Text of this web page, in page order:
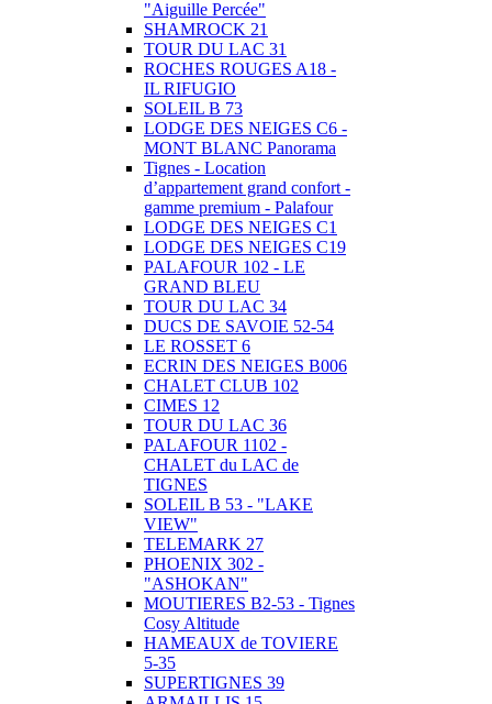
"Aiguille Percée"
SHAMROCK 21
TOUR DU LAC 31
ROCHES ROUGES A18 -
IL RIFUGIO
SOLEIL B 73
LODGE DES NEIGES C6 -
MONT BLANC Panorama
Tignes - Location
d’appartement grand confort -
gamme premium - Palafour
LODGE DES NEIGES C1
LODGE DES NEIGES C19
PALAFOUR 102 - LE
GRAND BLEU
TOUR DU LAC 34
DUCS DE SAVOIE 52-54
LE ROSSET 6
ECRIN DES NEIGES B006
CHALET CLUB 102
CIMES 12
TOUR DU LAC 36
PALAFOUR 1102 -
CHALET du LAC de
TIGNES
SOLEIL B 53 - "LAKE
VIEW"
TELEMARK 27
PHOENIX 302 -
"ASHOKAN"
MOUTIERES B2-53 - Tignes
Cosy Altitude
HAMEAUX de TOVIERE
5-35
SUPERTIGNES 39